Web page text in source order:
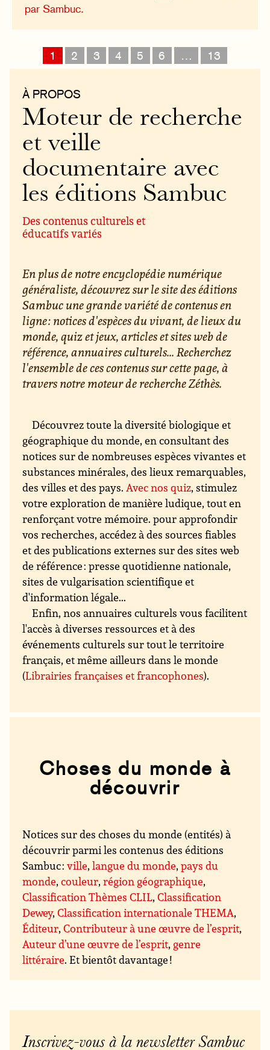
par Sambuc.
1 2 3 4 5 6 … 13
À PROPOS
Moteur de recherche
et veille
documentaire avec
les éditions Sambuc
Des contenus culturels et
éducatifs variés
En plus de notre encyclopédie numérique
généraliste, découvrez sur le site des éditions
Sambuc une grande variété de contenus en
ligne : notices d'espèces du vivant, de lieux du
monde, quiz et jeux, articles et sites web de
référence, annuaires culturels... Recherchez
l'ensemble de ces contenus sur cette page, à
travers notre moteur de recherche Zéthès.
Découvrez toute la diversité biologique et
géographique du monde, en consultant des
notices sur de nombreuses espèces vivantes et
substances minérales, des lieux remarquables,
des villes et des pays.Avec nos quiz, stimulez
votre exploration de manière ludique, tout en
renforçant votre mémoire. pour approfondir
vos recherches, accédez à des sources fiables
et des publications externes sur des sites web
de référence : presse quotidienne nationale,
sites de vulgarisation scientifique et
d'information légale...
Enfin, nos annuaires culturels vous facilitent
l'accès à diverses ressources et à des
événements culturels sur tout le territoire
français, et même ailleurs dans le monde
(Librairies françaises et francophones).
Choses du monde à
découvrir
Notices sur des choses du monde (entités) à
découvrir parmi les contenus des éditions
Sambuc :ville,langue du monde,pays du
monde,couleur,région géographique,
Classification Thèmes CLIL,Classification
Dewey,Classification internationale THEMA,
Éditeur,Contributeur à une œuvre de l’esprit,
Auteur d’une œuvre de l’esprit, genre
littéraire. Et bientôt davantage !
Inscrivez-vous à la newsletter Sambuc